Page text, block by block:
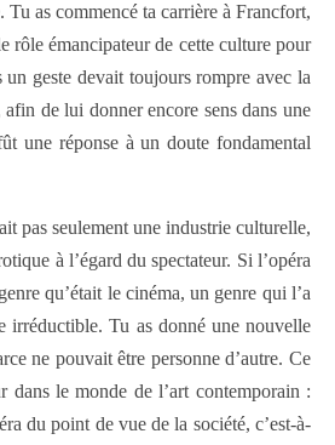
as commencé ta carrière à Francfort,
rôle émancipateur de cette culture pour
geste devait toujours rompre avec la
de lui donner encore sens dans une
une réponse à un doute fondamental
pas seulement une industrie culturelle,
à l’égard du spectateur. Si l’opéra
qu’était le cinéma, un genre qui l’a
irréductible. Tu as donné une nouvelle
ne pouvait être personne d’autre. Ce
le monde de l’art contemporain :
du point de vue de la société, c’est-à-